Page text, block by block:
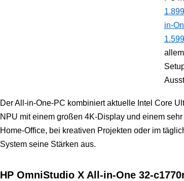
in-
Der All-in-One-PC kombiniert aktuelle Intel Core
NPU mit einem großen 4K-Display und einem
Home-Office, bei kreativen Projekten oder im
System seine Stärken aus.
HP OmniStudio X All-in-One 32-